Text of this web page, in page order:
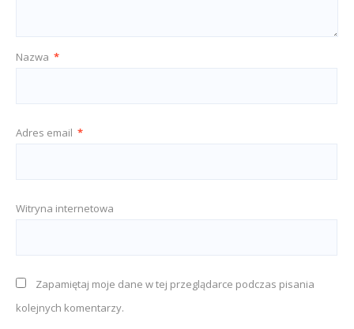
Nazwa *
Adres email *
Witryna internetowa
Zapamiętaj moje dane w tej przeglądarce podczas pisania
kolejnych komentarzy.